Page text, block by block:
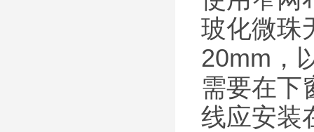
玻化微珠
20mm，
需要在下
线应安装